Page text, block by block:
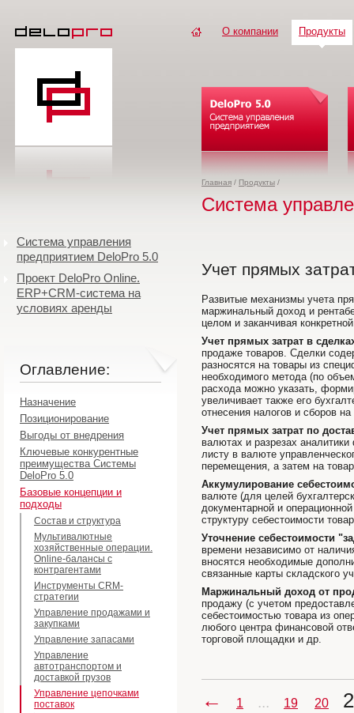
О компании Продукты
Главная / Продукты /
Система управления
предприятием DeloPro 5.0
Проект DeloPro Online.
ERP+CRM-система на
условиях аренды
Оглавление:
Назначение
Позиционирование
Выгоды от внедрения
Ключевые конкурентные
преимущества Системы
DeloPro 5.0
Базовые концепции и
подходы
Состав и структура
Мультивалютные
хозяйственные операции.
Online-балансы с
контрагентами
Инструменты CRM-
стратегии
Управление продажами и
закупками
Управление запасами
Управление
автотранспортом и
доставкой грузов
Управление цепочками
поставок
Система
Учет прямых
Развитые механизмы учета
маржинальный доход и
целом и заканчивая
Учет прямых затрат в
продаже товаров. Сделки
разносятся на товары из
необходимого метода (по
расхода можно указать,
увеличивает также его
отнесения налогов и сборов
Учет прямых затрат по
валютах и разрезах
листу в валюте
перемещения, а затем на
Аккумулирование
валюте (для целей
документарной и
структуру себестоимости
Уточнение себестоимости
времени независимо от
вносятся необходимые
связанные карты складского
Маржинальный доход от
продажу (с учетом
себестоимостью товара из
любого центра финансовой
торговой площадки и др.
← 1 ... 19 20